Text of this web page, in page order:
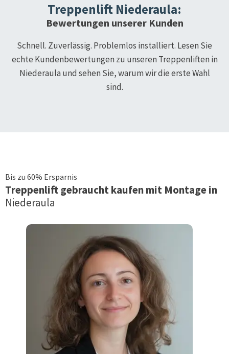
Treppenlift Niederaula:
Bewertungen unserer Kunden
Schnell. Zuverlässig. Problemlos installiert. Lesen Sie
echte Kundenbewertungen zu unseren Treppenliften in
Niederaula und sehen Sie, warum wir die erste Wahl
sind.
Bis zu 60% Ersparnis
Treppenliftgebraucht kaufen mit Montage in
Niederaula